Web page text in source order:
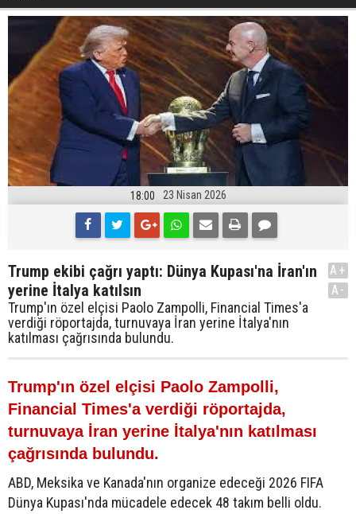
18:00 23 Nisan 2026
Trump ekibi çağrı yaptı: Dünya Kupası'na İran'ın
yerine İtalya katılsın
Trump'ın özel elçisi Paolo Zampolli, Financial Times'a
verdiği röportajda, turnuvaya İran yerine İtalya'nın
katılması çağrısında bulundu.
A+
A-
Trump'ın özel elçisi Paolo Zampolli,
Financial Times'a verdiği röportajda,
turnuvaya İran yerine İtalya'nın katılması
çağrısında bulundu.
ABD, Meksika ve Kanada'nın organize edeceği 2026 FIFA
Dünya Kupası'nda mücadele edecek 48 takım belli oldu.